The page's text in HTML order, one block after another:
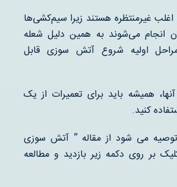
غیرمنتظره هستند زیرا سیم‌کشی‌ها
انجام می‌شوند به همین دلیل شعله
اولیه شروع آتش سوزی قابل
همیشه باید برای تعمیرات از یک
کنید.
می شود از مقاله ” آتش سوزی
بر روی دکمه زیر بازدید و مطالعه